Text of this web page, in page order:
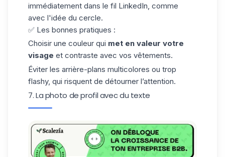
immédiatement dans le fil LinkedIn, comme
avec l'idée du cercle.
✅ Les bonnes pratiques :
Choisir une couleur qui met en valeur votre
visage et contraste avec vos vêtements.
Éviter les arrière-plans multicolores ou trop
flashy, qui risquent de détourner l’attention.
7. La photo de profil avec du texte